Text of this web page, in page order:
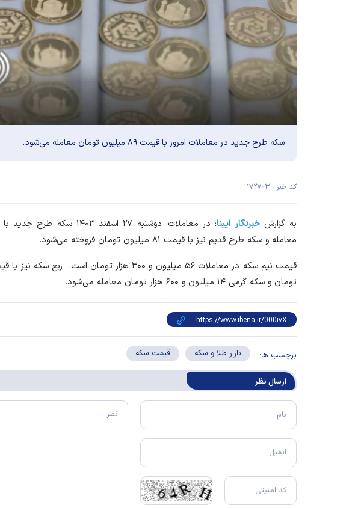
سکه طرح جدید در معاملات امروز با قیمت ۸۹ میلیون تومان معامله می‌شود.
کد خبر : ۱۷۲۷۰۳
به گزارشخبرنگار ایبنا
معامله و سکه طرح قدیم نیز با قیمت ۸۱ میلیون تومان فروخته می‌شود.
تومان و سکه گرمی ۱۴ میلیون و ۶۰۰ هزار تومان معامله می‌شود.
برچسب ها: بازار طلا و سکه قیمت سکه
ارسال‌ نظر